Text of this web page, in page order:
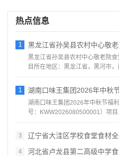
热点信息
1 黑龙江省孙吴县农村中心敬
黑龙江省孙吴县农村中心敬老院
目所在地区：黑龙江省，黑河市
1 湖南口味王集团2026年中秋
湖南口味王集团2026年中秋节福
号：KWW2026080500001）项目
3 辽宁省大洼区学校食堂食材
4 河北省卢龙县第二高级中学